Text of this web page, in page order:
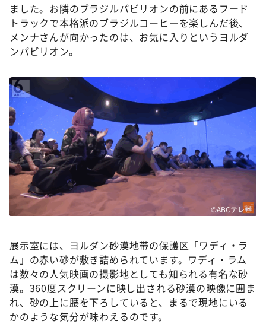
ました。お隣のブラジルパビリオンの前にあるフード
トラックで本格派のブラジルコーヒーを楽しんだ後、
メンナさんが向かったのは、お気に入りというヨルダ
ンパビリオン。
©ABCテレビ
展示室には、ヨルダン砂漠地帯の保護区「ワディ・ラ
ム」の赤い砂が敷き詰められています。ワディ・ラム
は数々の人気映画の撮影地としても知られる有名な砂
漠。360度スクリーンに映し出される砂漠の映像に囲ま
れ、砂の上に腰を下ろしていると、まるで現地にいる
かのような気分が味わえるのです。